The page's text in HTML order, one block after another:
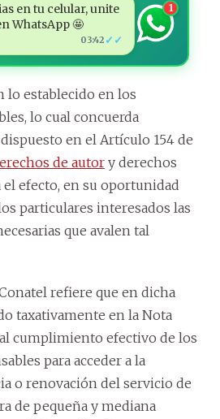
en tu celular, unite
WhatsApp 🤩
03:42 ✓✓
1
lo establecido en los
lo cual concuerda
en el Artículo 154 de
de autory derechos
el efecto, en su oportunidad
particulares interesados las
que avalen tal
refiere que en dicha
taxativamente en la Nota
cumplimiento efectivo de los
para acceder a la
o renovación del servicio de
de pequeña y mediana